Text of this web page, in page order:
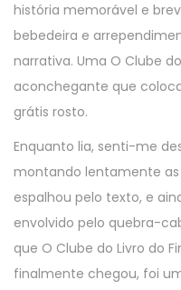
história memorável e
bebedeira e
narrativa. Uma O Clube
aconchegante que
grátis rosto.
Enquanto lia, senti-me
montando lentamente
espalhou pelo texto, e
envolvido pelo quebra-
que O Clube do Livro do
finalmente chegou, foi